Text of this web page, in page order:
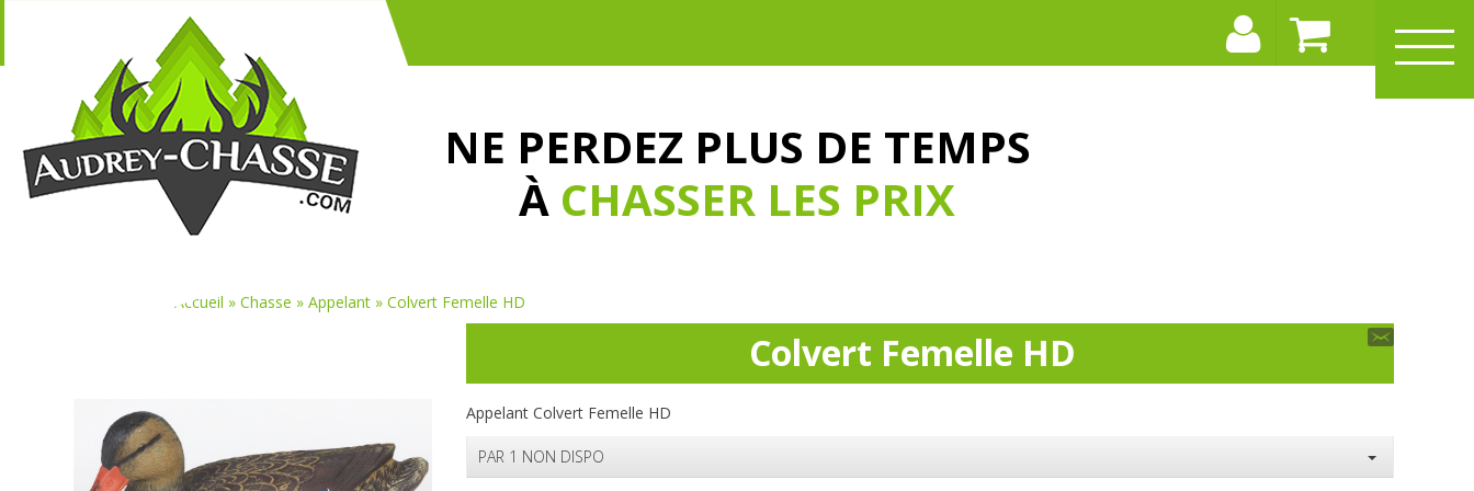
NE PERDEZ PLUS DE TEMPS
À CHASSER LES PRIX
Accueil »Chasse »Appelant »Colvert Femelle HD
Colvert Femelle HD
Appelant Colvert Femelle HD
PAR 1 NON DISPO